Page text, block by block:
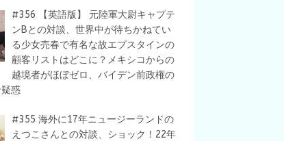
#356 【英語版】 元陸軍大尉キャプテ
ンBとの対談、世界中が待ちかねてい
る少女売春で有名な故エプスタインの
顧客リストはどこに？メキシコからの
越境者がほぼゼロ、バイデン前政権の
惑
#355 海外に17年ニュージーランドの
えつこさんとの対談、ショック！22年